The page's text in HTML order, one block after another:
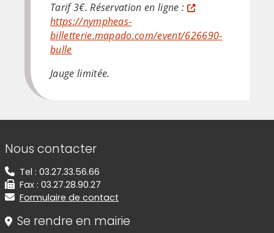
Tarif 3€. Réservation en ligne :
https://nympheas-
billetterie.mapado.com/event/626690-
bulle
Jauge limitée.
Informations de contact
Nous contacter
Tel : 03.27.33.56.66
Fax : 03.27.28.90.27
Formulaire de contact
Se rendre en mairie